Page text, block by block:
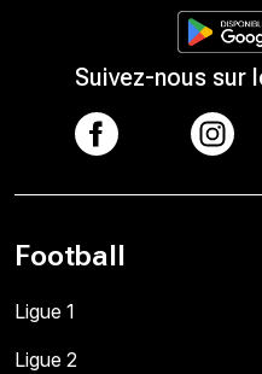
Suivez-nous sur
Football
Ligue 1
Ligue 2